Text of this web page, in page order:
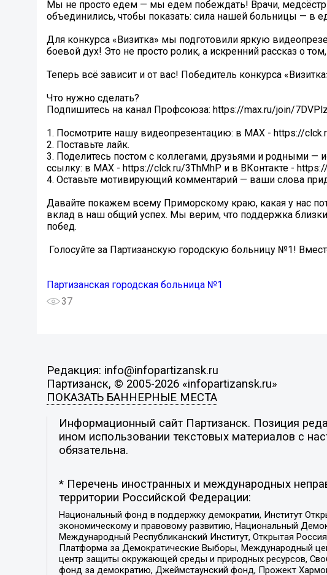
Мы не просто едем — мы едем побеждать! Врачи,
объединились, чтобы показать: сила нашей больницы — в
Для конкурса «Визитка» мы подготовили яркую
боевой дух! Это не просто ролик, а искренний рассказ о
Теперь всё зависит и от вас! Победитель конкурса
Что нужно сделать?
Подпишитесь на канал Профсоюза: https://max.ru/join/
1. Посмотрите нашу видеопрезентацию: в МАХ - https://
2. Поставьте лайк.
3. Поделитесь постом с коллегами, друзьями и родными —
ссылку: в МАХ - https://clck.ru/3ThMhP и в ВКонтакте -
4. Оставьте мотивирующий комментарий — ваши слова
Давайте покажем всему Приморскому краю, какая у нас
вклад в наш общий успех. Мы верим, что поддержка
побед.
Голосуйте за Партизанскую городскую больницу №1!
Партизанская городская больница №1
37
Редакция: info@infopartizansk.ru
Партизанск, © 2005-2026 «infopartizansk.ru»
ПОКАЗАТЬ БАННЕРНЫЕ МЕСТА
Информационный сайт Партизанск. Позиция
ином использовании текстовых материалов с
обязательна.
* Перечень иностранных и международных
территории Российской Федерации:
Национальный фонд в поддержку демократии, Институт
экономическому и правовому развитию, Национальный
Международный Республиканский Институт, Открытая
Платформа за Демократические Выборы, Международный
центр защиты окружающей среды и природных ресурсов,
фонд за демократию, Джеймстаунский фонд, Прожект